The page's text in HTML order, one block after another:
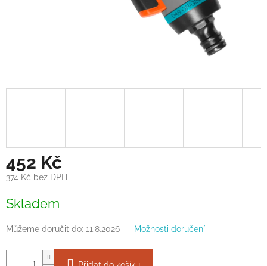
452 Kč
374 Kč bez DPH
cena:
Skladem
Můžeme doručit do: 11.8.2026 Možnosti doručení